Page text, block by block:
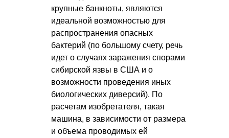
крупные банкноты, являются
идеальной возможностью для
распространения опасных
бактерий (по большому счету, речь
идет о случаях заражения спорами
сибирской язвы в США и о
возможности проведения иных
биологических диверсий). По
расчетам изобретателя, такая
машина, в зависимости от размера
и объема проводимых ей